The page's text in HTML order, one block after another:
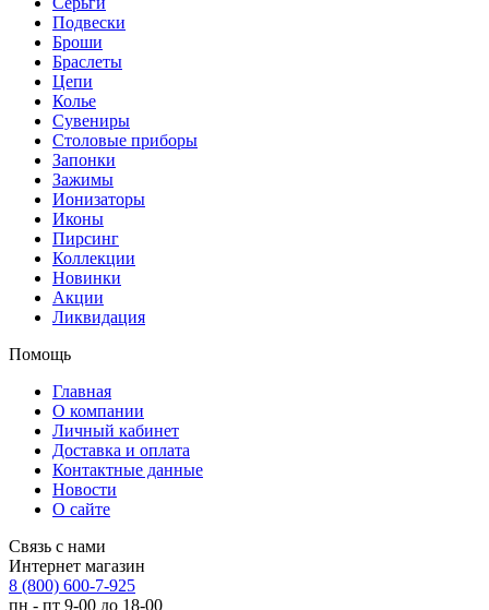
Подвески
Броши
Браслеты
Цепи
Колье
Сувениры
Столовые приборы
Запонки
Зажимы
Ионизаторы
Иконы
Пирсинг
Коллекции
Новинки
Акции
Ликвидация
Помощь
Главная
О компании
Личный кабинет
Доставка и оплата
Контактные данные
Новости
О сайте
Связь с нами
Интернет магазин
8 (800) 600-7-925
пн - пт 9-00 до 18-00